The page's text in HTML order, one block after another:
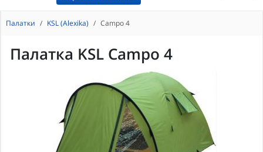
Палатки KSL (Alexika) Campo 4
Палатка KSL Campo 4